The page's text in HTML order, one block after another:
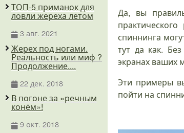
Да, вы
спиннинга
тут да как.
экранах ваших
Эти примеры
пойти на
ТОП-5 приманок для
ловли жереха летом
3 авг. 2021
Жерех под ногами.
Реальность или миф ?
Продолжение....
22 дек. 2018
В погоне за «речным
конём»!
9 окт. 2018